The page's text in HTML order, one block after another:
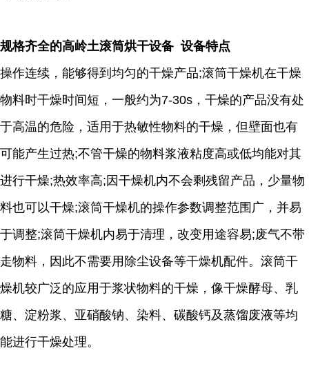
规格齐全的高岭土滚筒烘干设备 设备特点
操作连续，能够得到均匀的干燥产品;滚筒干燥机在干燥
物料时干燥时间短，一般约为7-30s，干燥的产品没有处
于高温的危险，适用于热敏性物料的干燥，但壁面也有
可能产生过热;不管干燥的物料浆液粘度高或低均能对其
进行干燥;热效率高;因干燥机内不会剩残留产品，少量物
料也可以干燥;滚筒干燥机的操作参数调整范围广，并易
于调整;滚筒干燥机内易于清理，改变用途容易;废气不带
走物料，因此不需要用除尘设备等干燥机配件。滚筒干
燥机较广泛的应用于浆状物料的干燥，像干燥酵母、乳
糖、淀粉浆、亚硝酸钠、染料、碳酸钙及蒸馏废液等均
能进行干燥处理。